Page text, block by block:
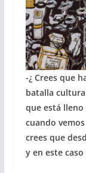
-¿ Crees que
batalla
que está
cuando
crees que
y en este